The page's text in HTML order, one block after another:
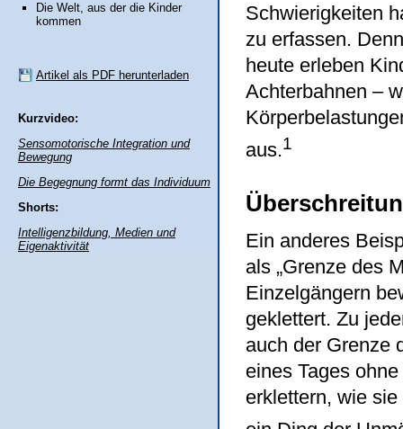
Schwierigkeiten
zu erfassen.
heute erleben
Achterbahnen –
aus.1
Ein anderes
als „Grenze des
Einzelgängern
geklettert. Zu
auch der Grenze
eines Tages
erklettern, wie
Die Welt, aus der die Kinder
kommen
Artikel als PDF herunterladen
Kurzvideo:
Sensomotorische Integration und
Bewegung
Die Begegnung formt das Individuum
Shorts:
Intelligenzbildung, Medien und
Eigenaktivität